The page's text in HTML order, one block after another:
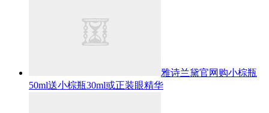
雅诗兰黛官网购小棕瓶
50ml送小棕瓶30ml或正装眼精华